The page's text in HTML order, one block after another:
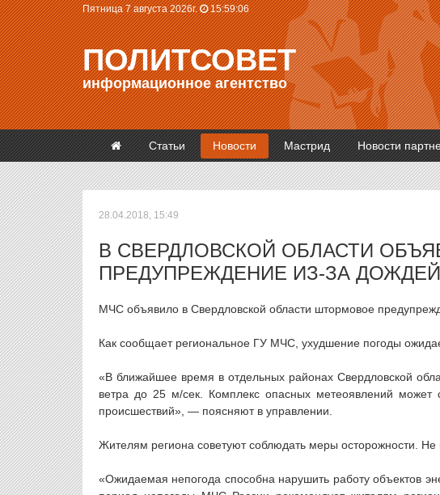
Пятница 7 августа 2026г. 15:59:06
ПОЛИТСОВЕТ
информационное агентство
Статьи Новости Мастрид Новости
28.04.2018, 15:49
В СВЕРДЛОВСКОЙ ОБЛАСТИ
ПРЕДУПРЕЖДЕНИЕ ИЗ-ЗА
МЧС объявило в Свердловской области штормовое
Как сообщает региональное ГУ МЧС, ухудшение погоды
«В ближайшее время в отдельных районах Свердловской
ветра до 25 м/сек. Комплекс опасных метеоявлений может
происшествий», — поясняют в управлении.
Жителям региона советуют соблюдать меры осторожности.
«Ожидаемая непогода способна нарушить работу объектов